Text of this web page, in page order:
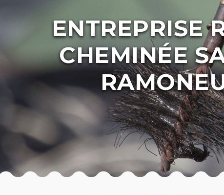
ENTREPRISE
CHEMINÉE